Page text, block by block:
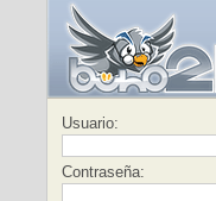
Usuario:
Contraseña: